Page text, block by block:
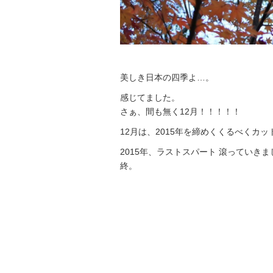
美しき日本の四季よ…。
感じてました。
さぁ、間も無く12月！！！！！
12月は、2015年を締めくくるべくカッ
2015年、ラストスパート 滾っていきま
終。